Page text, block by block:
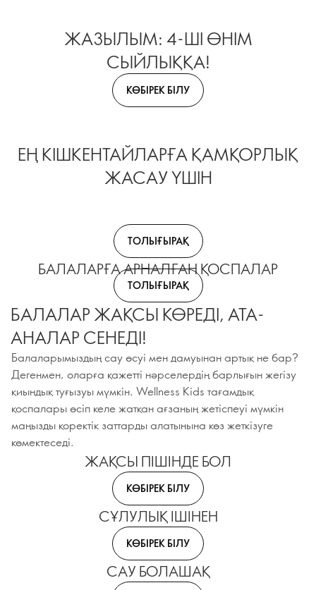
ЖАЗЫЛЫМ: 4-ШІ ӨНІМ
СЫЙЛЫҚҚА!
КӨБІРЕК БІЛУ
ЕҢ КІШКЕНТАЙЛАРҒА ҚАМҚОРЛЫҚ
ЖАСАУ ҮШІН
ТОЛЫҒЫРАҚ
БАЛАЛАРҒА АРНАЛҒАН ҚОСПАЛАР
ТОЛЫҒЫРАҚ
БАЛАЛАР ЖАҚСЫ КӨРЕДІ, АТА-
АНАЛАР СЕНЕДІ!
Балаларымыздың сау өсуі мен дамуынан артық не бар?
Дегенмен, оларға қажетті нәрселердің барлығын жегізу
қиындық туғызуы мүмкін. Wellness Kids тағамдық
қоспалары өсіп келе жатқан ағзаның жетіспеуі мүмкін
маңызды қоректік заттарды алатынына көз жеткізуге
көмектеседі.
ЖАҚСЫ ПІШІНДЕ БОЛ
КӨБІРЕК БІЛУ
СҰЛУЛЫҚ ІШІНЕН
КӨБІРЕК БІЛУ
САУ БОЛАШАҚ